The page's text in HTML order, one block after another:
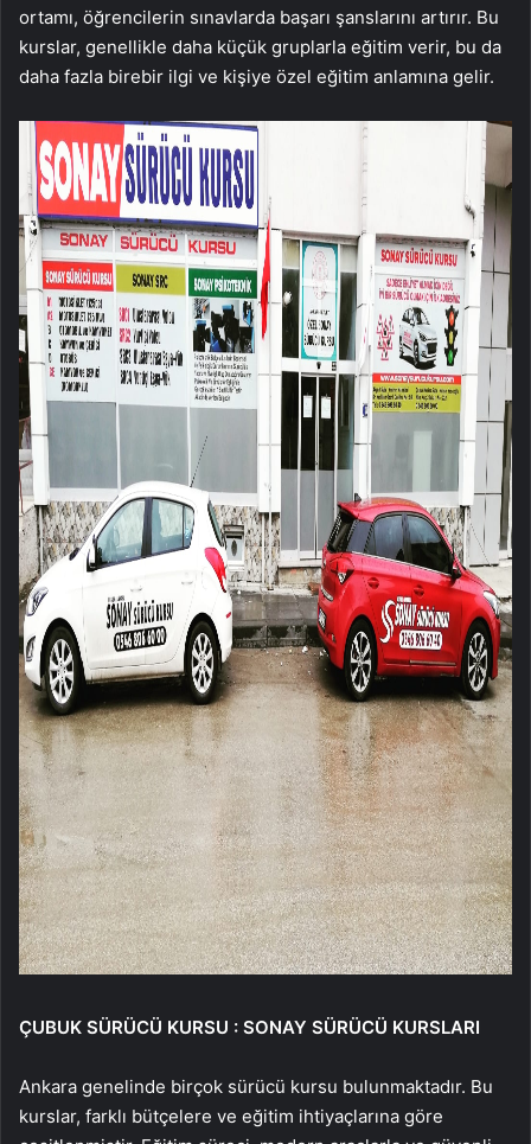
ortamı, öğrencilerin sınavlarda başarı şanslarını artırır. Bu
kurslar, genellikle daha küçük gruplarla eğitim verir, bu da
daha fazla birebir ilgi ve kişiye özel eğitim anlamına gelir.
ÇUBUK SÜRÜCÜ KURSU : SONAY SÜRÜCÜ KURSLARI
Ankara genelinde birçok sürücü kursu bulunmaktadır. Bu
kurslar, farklı bütçelere ve eğitim ihtiyaçlarına göre